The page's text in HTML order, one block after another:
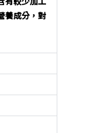
養成分，對